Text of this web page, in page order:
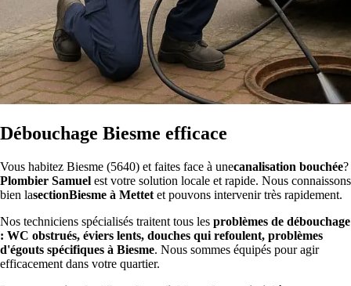
Débouchage Biesme efficace
Vous habitez Biesme (5640) et faites face à unecanalisation bouchée?
Plombier Samuel est votre solution locale et rapide. Nous connaissons
bien lasectionBiesme à Mettet et pouvons intervenir très rapidement.
Nos techniciens spécialisés traitent tous les problèmes de débouchage
: WC obstrués, éviers lents, douches qui refoulent, problèmes
d'égouts spécifiques à Biesme. Nous sommes équipés pour agir
efficacement dans votre quartier.